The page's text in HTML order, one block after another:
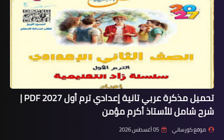
تحميل مذكرة عربي تانية إعدادي ترم أول 2027 PDF |
شرح شامل للأستاذ أكرم مؤمن
موقع كورساتي 05 أغسطس 2026